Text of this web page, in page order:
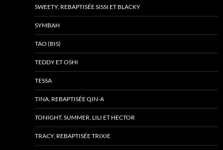
SWEETY, REBAPTISÉE SISSI ET BLACKY
SYMBAH
TAO (BIS)
TEDDY ET OSHI
TESSA
TINA, REBAPTISÉE QIN-A
TONIGHT, SUMMER, LILI ET HECTOR
TRACY, REBAPTISÉE TRIXIE